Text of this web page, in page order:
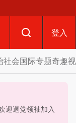
登入
社会国际专题奇趣
盟无“自动退盟”规定